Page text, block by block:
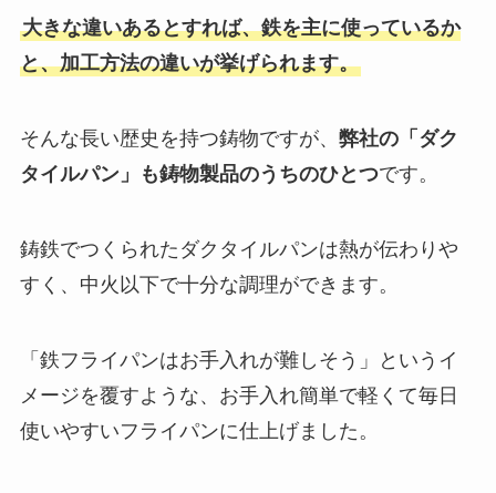
大きな違いあるとすれば、鉄を主に使っているか
と、加工方法の違いが挙げられます。
そんな長い歴史を持つ鋳物ですが、 弊社の「ダク
タイルパン」も鋳物製品のうちのひとつです。
鋳鉄でつくられたダクタイルパンは熱が伝わりや
すく、中火以下で十分な調理ができます。
「鉄フライパンはお手入れが難しそう」というイ
メージを覆すような、お手入れ簡単で軽くて毎日
使いやすいフライパンに仕上げました。